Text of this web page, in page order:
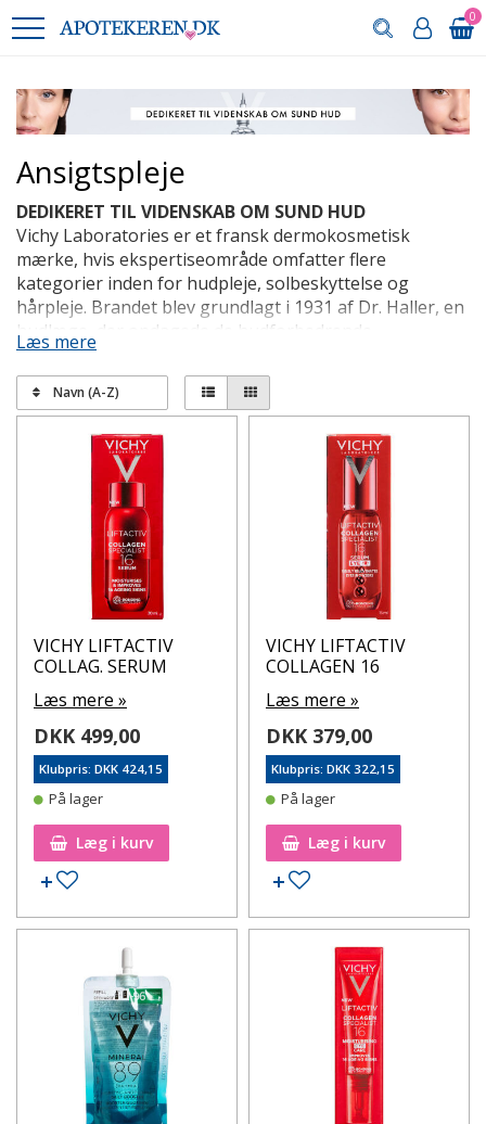
0
Ansigtspleje
DEDIKERET TIL VIDENSKAB OM SUND HUD
Vichy Laboratories er et fransk dermokosmetisk
mærke, hvis ekspertiseområde omfatter flere
kategorier inden for hudpleje, solbeskyttelse og
hårpleje. Brandet blev grundlagt i 1931 af Dr. Haller, en
hudlæge, der opdagede de hudforbedrende
egenskaber i Vichy vulkansk vand. Vandet, som er rigt
på mineraler, er anerkendt for sin evne til at styrke
hudens barrierefunktion og danner grundlag for
højsædet for alle vores produkter og dedikere vores
forskning og innovation til at forbedre hudens synlige
sundhedstegn i alle stadier af kvinders liv.
Læs mere
Navn (A-Z)
VICHY LIFTACTIV
COLLAG. SERUM
Læs mere »
DKK 499,00
Klubpris: DKK 424,15
På lager
Læg i kurv
Tilføj til ønskeseddel
VICHY LIFTACTIV
COLLAGEN 16
Læs mere »
DKK 379,00
Klubpris: DKK 322,15
På lager
Læg i kurv
Tilføj til ønskeseddel